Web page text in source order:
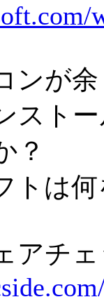
ンが
スト
？
トは
アチ